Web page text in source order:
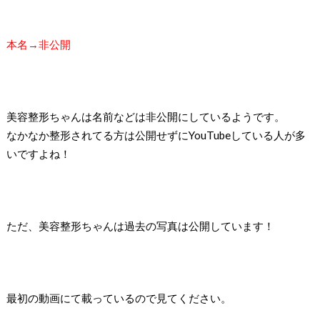
本名→非公開
美容整形ちゃんは名前などは非公開にしているようです。
なかなか整形されてる方は公開せずにYouTubeしている人が多
いですよね！
ただ、美容整形ちゃんは過去の写真は公開しています！
最初の動画にて載っているので見てください。